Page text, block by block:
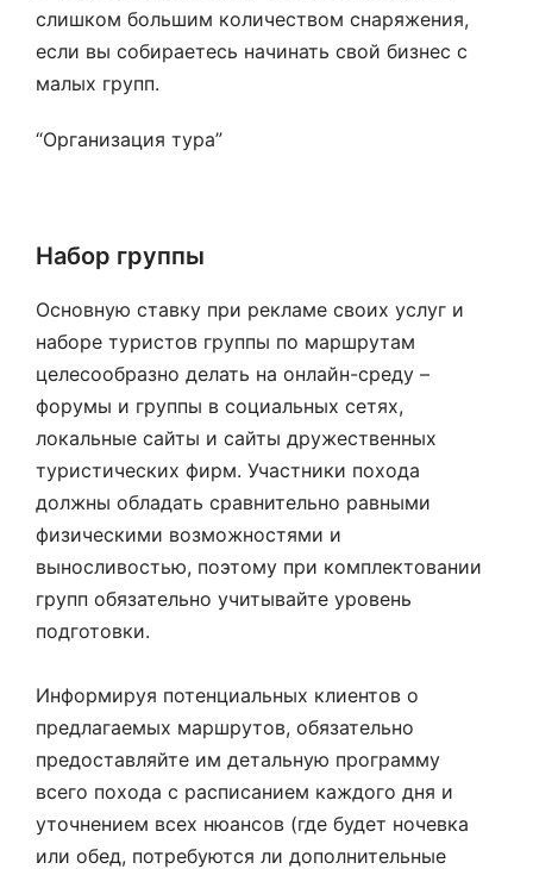
слишком большим количеством снаряжения,
если вы собираетесь начинать свой бизнес с
малых групп.
“Организация тура”
Набор группы
Основную ставку при рекламе своих услуг и
наборе туристов группы по маршрутам
целесообразно делать на онлайн-среду –
форумы и группы в социальных сетях,
локальные сайты и сайты дружественных
туристических фирм. Участники похода
должны обладать сравнительно равными
физическими возможностями и
выносливостью, поэтому при комплектовании
групп обязательно учитывайте уровень
подготовки.
Информируя потенциальных клиентов о
предлагаемых маршрутов, обязательно
предоставляйте им детальную программу
всего похода с расписанием каждого дня и
уточнением всех нюансов (где будет ночевка
или обед, потребуются ли дополнительные